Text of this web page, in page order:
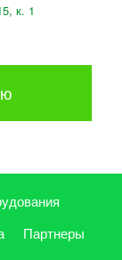
к. 1
Партнеры